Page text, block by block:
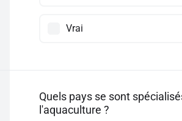
Vrai
Quels pays se sont
l'aquaculture ?